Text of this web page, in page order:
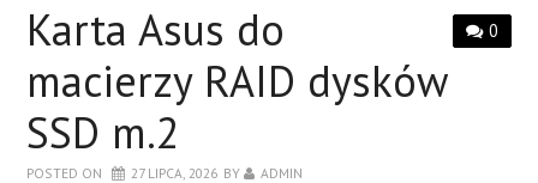
MONITORY
LAPTOPY
0
Karta Asus do
macierzy RAID dysków
SSD m.2
POSTED ON 27 LIPCA, 2026 BY ADMIN